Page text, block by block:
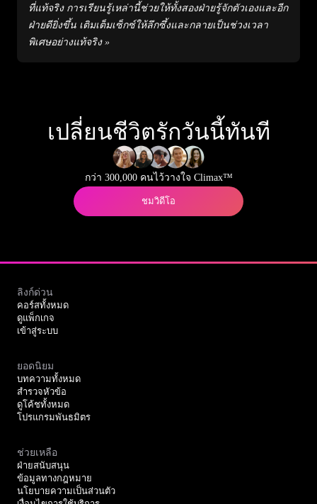
ที่แท้จริง การเรียนรู้เหล่านี้ช่วยให้ทั้งสองฝ่ายรู้จักตัวเองและอีก
ฝ่ายดียิ่งขึ้น เติมเต็มเซ็กซ์ให้ลึกซึ้งและกลายเป็นช่วงเวลา
พิเศษอย่างแท้จริง »
เปลี่ยนชีวิตรักวันนี้ทันที
กว่า 300,000 คนไว้วางใจ Climax™
ชมวิดีโอ
ลิงก์ด่วน
คอร์สทั้งหมด
ดูแพ็กเกจ
เข้าสู่ระบบ
ยอดนิยม
บทความทั้งหมด
สำรวจหัวข้อ
ดูโค้ชทั้งหมด
โปรแกรมพันธมิตร
ช่วยเหลือ
ฝ่ายสนับสนุน
ข้อมูลทางกฎหมาย
นโยบายความเป็นส่วนตัว